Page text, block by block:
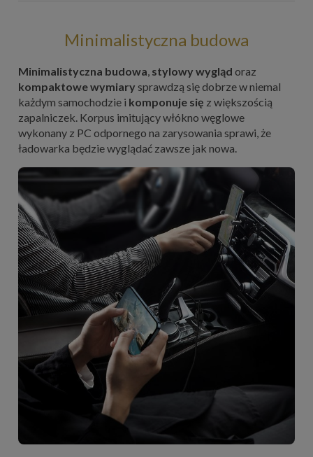
Minimalistyczna budowa
Minimalistyczna budowa stylowy wygląd oraz
kompaktowe wymiary sprawdzą się dobrze w niemal
każdym samochodzie i komponuje się z większością
zapalniczek. Korpus imitujący włókno węglowe
wykonany z PC odpornego na zarysowania sprawi, że
ładowarka będzie wyglądać zawsze jak nowa.